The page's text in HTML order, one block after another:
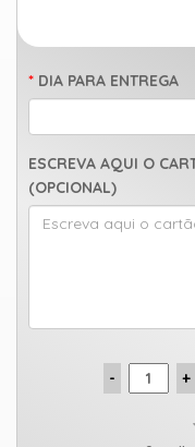
DIA PARA ENTREGA
ESCREVA AQUI O
(OPCIONAL)